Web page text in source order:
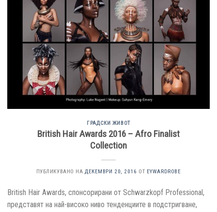
ГРАДСКИ ЖИВОТ
British Hair Awards 2016 – Afro Finalist
Collection
ПУБЛИКУВАНО НА ДЕКЕМВРИ 20, 2016 ОТ EYWARDROBE
British Hair Awards, спонсорирани от Schwarzkopf Professional,
представят на най-високо ниво тенденциите в подстригване,